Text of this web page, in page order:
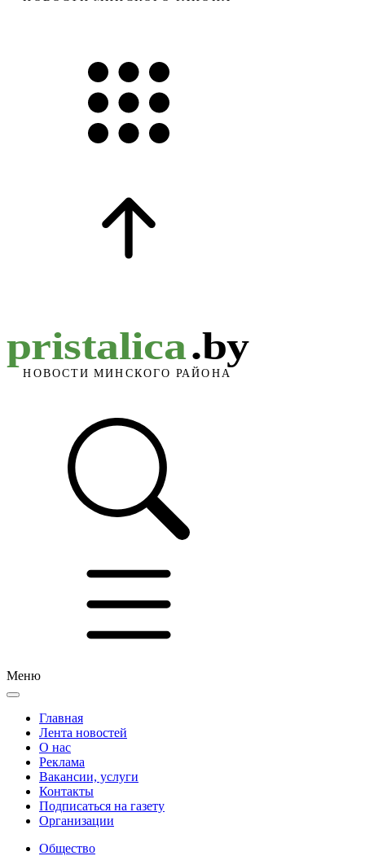
Меню
Главная
Лента новостей
О нас
Реклама
Вакансии, услуги
Контакты
Подписаться на газету
Организации
Общество